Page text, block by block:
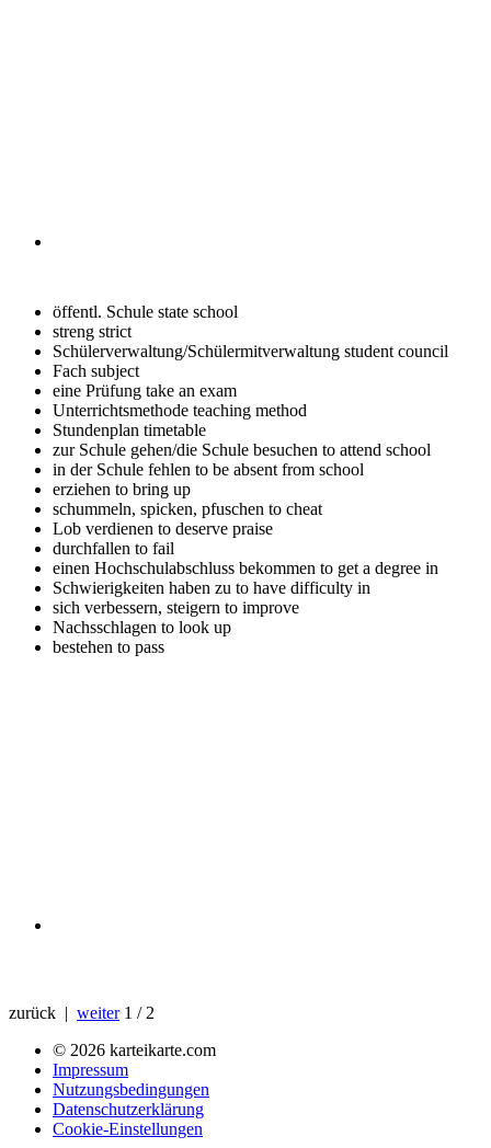
öffentl. Schule state school
streng strict
Schülerverwaltung/Schülermitverwaltung student council
Fach subject
eine Prüfung take an exam
Unterrichtsmethode teaching method
Stundenplan timetable
zur Schule gehen/die Schule besuchen to attend school
in der Schule fehlen to be absent from school
erziehen to bring up
schummeln, spicken, pfuschen to cheat
Lob verdienen to deserve praise
durchfallen to fail
einen Hochschulabschluss bekommen to get a degree in
Schwierigkeiten haben zu to have difficulty in
sich verbessern, steigern to improve
Nachsschlagen to look up
bestehen to pass
zurück | weiter 1 / 2
© 2026 karteikarte.com
Impressum
Nutzungsbedingungen
Datenschutzerklärung
Cookie-Einstellungen